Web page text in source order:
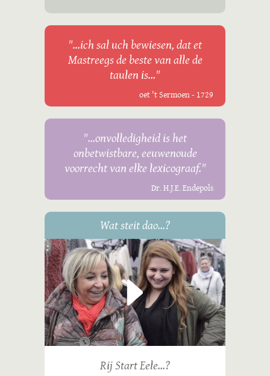
"...ich sal uch bewiesen, dat et
Mastreegs de beste van alle de
taulen is..."
oet 't Sermoen - 1729
"...onvolledigheid is het
onbetwistbare, eeuwenoude
voorrecht van elke lexicograaf."
Dr. H.J.E. Endepols
Wat steit dao...?
Rij Start Eele...?